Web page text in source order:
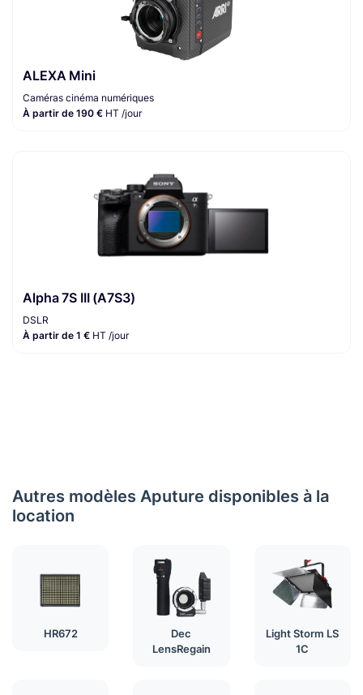
ALEXA Mini
Caméras cinéma numériques
À partir de 190 € HT /jour
Alpha 7S III (A7S3)
DSLR
À partir de 1 € HT /jour
Autres modèles Aputure disponibles à la
location
HR672
Dec
LensRegain
Light Storm LS
1C